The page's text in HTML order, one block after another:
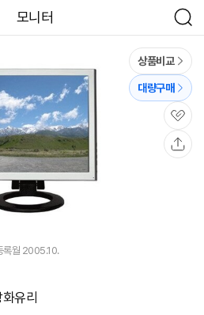
모니터
검
색
상품비교
대량구매
관
심
록월 2005.10.
유리